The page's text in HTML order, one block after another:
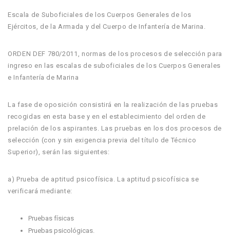
Escala de Suboficiales de los Cuerpos Generales de los
Ejércitos, de la Armada y del Cuerpo de Infantería de Marina.
ORDEN DEF 780/2011, normas de los procesos de selección para
ingreso en las escalas de suboficiales de los Cuerpos Generales
e Infantería de Marina
La fase de oposición consistirá en la realización de las pruebas
recogidas en esta base y en el establecimiento del orden de
prelación de los aspirantes. Las pruebas en los dos procesos de
selección (con y sin exigencia previa del título de Técnico
Superior), serán las siguientes:
a) Prueba de aptitud psicofísica. La aptitud psicofísica se
verificará mediante:
Pruebas físicas
Pruebas psicológicas.